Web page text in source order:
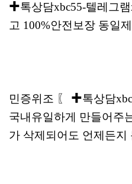
✚톡상담xbc55-텔레그
고 100%안전보장 동일
민증위조 〖 ✚톡상담
국내유일하게 만들어주
가 삭제되어도 언제든지